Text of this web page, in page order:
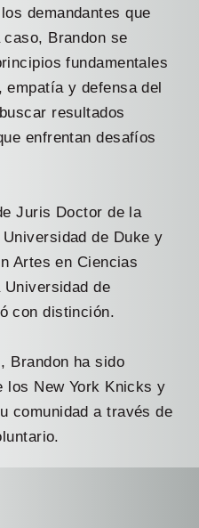
demandantes que
Brandon se
fundamentales
y defensa del
resultados
enfrentan desafíos
Juris Doctor de la
de Duke y
Artes en Ciencias
de
con distinción.
Brandon ha sido
los New York Knicks y
comunidad a través de